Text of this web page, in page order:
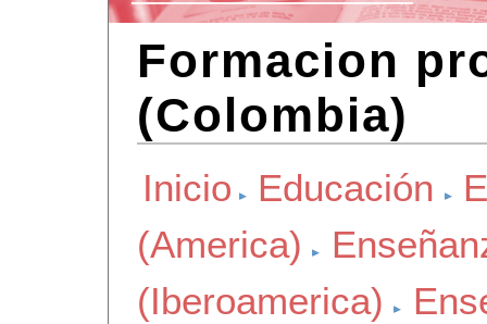
Formacion
(Colombia)
Inicio Educación
(America)
(Iberoamerica)